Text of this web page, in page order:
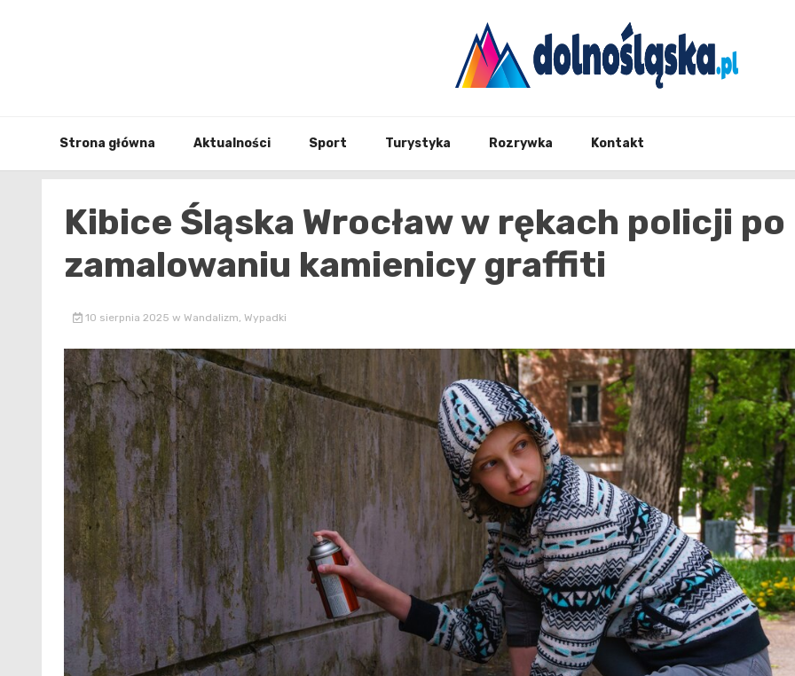
Strona główna Aktualności Sport Turystyka Rozrywka Kontakt
Kibice Śląska Wrocław w rękach policji po
zamalowaniu kamienicy graffiti
10 sierpnia 2025 w Wandalizm, Wypadki